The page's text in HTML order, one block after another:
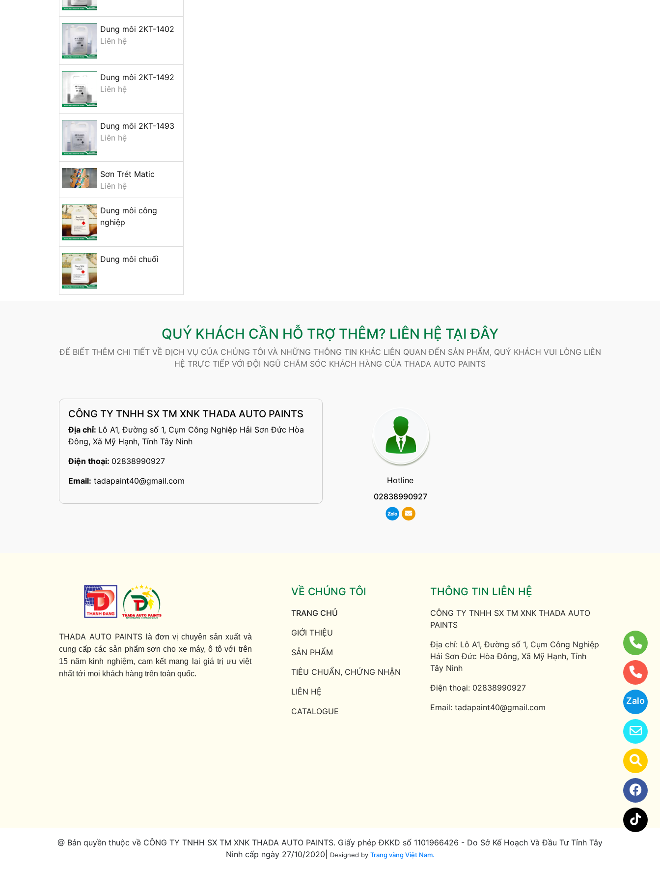
Zalo
Dung môi 2KT-1402
Liên hệ
Dung môi 2KT-1492
Liên hệ
Dung môi 2KT-1493
Liên hệ
Sơn Trét Matic
Liên hệ
Dung môi công
nghiệp
Dung môi chuối
QUÝ KHÁCH CẦN HỖ TRỢ THÊM? LIÊN HỆ TẠI ĐÂY
ĐỂ BIẾT THÊM CHI TIẾT VỀ DỊCH VỤ CỦA CHÚNG TÔI VÀ NHỮNG THÔNG TIN KHÁC LIÊN QUAN ĐẾN SẢN PHẨM, QUÝ KHÁCH VUI LÒNG LIÊN
HỆ TRỰC TIẾP VỚI ĐỘI NGŨ CHĂM SÓC KHÁCH HÀNG CỦA THADA AUTO PAINTS
CÔNG TY TNHH SX TM XNK THADA AUTO PAINTS
Địa chỉ: Lô A1, Đường số 1, Cụm Công Nghiệp Hải Sơn Đức Hòa
Đông, Xã Mỹ Hạnh, Tỉnh Tây Ninh
Điện thoại: 02838990927
Email: tadapaint40@gmail.com
Hotline
02838990927
THADA AUTO PAINTS
là đơn vị chuyên sản xuất và
cung cấp các sản phẩm sơn cho xe máy, ô tô với trên
15 năm kinh nghiệm, cam kết mang lại giá trị ưu việt
nhất tới mọi khách hàng trên toàn quốc.
VỀ CHÚNG TÔI
TRANG CHỦ
GIỚI THIỆU
SẢN PHẨM
TIÊU CHUẨN, CHỨNG NHẬN
LIÊN HỆ
CATALOGUE
THÔNG TIN LIÊN HỆ
CÔNG TY TNHH SX TM XNK THADA AUTO
PAINTS
Địa chỉ: Lô A1, Đường số 1, Cụm Công Nghiệp
Hải Sơn Đức Hòa Đông, Xã Mỹ Hạnh, Tỉnh
Tây Ninh
Điện thoại: 02838990927
Email: tadapaint40@gmail.com
@ Bản quyền thuộc về CÔNG TY TNHH SX TM XNK THADA AUTO PAINTS. Giấy phép ĐKKD số 1101966426 - Do Sở Kế Hoạch Và Đầu Tư Tỉnh Tây
Ninh cấp ngày 27/10/2020|
Designed by Trang vàng Việt Nam.